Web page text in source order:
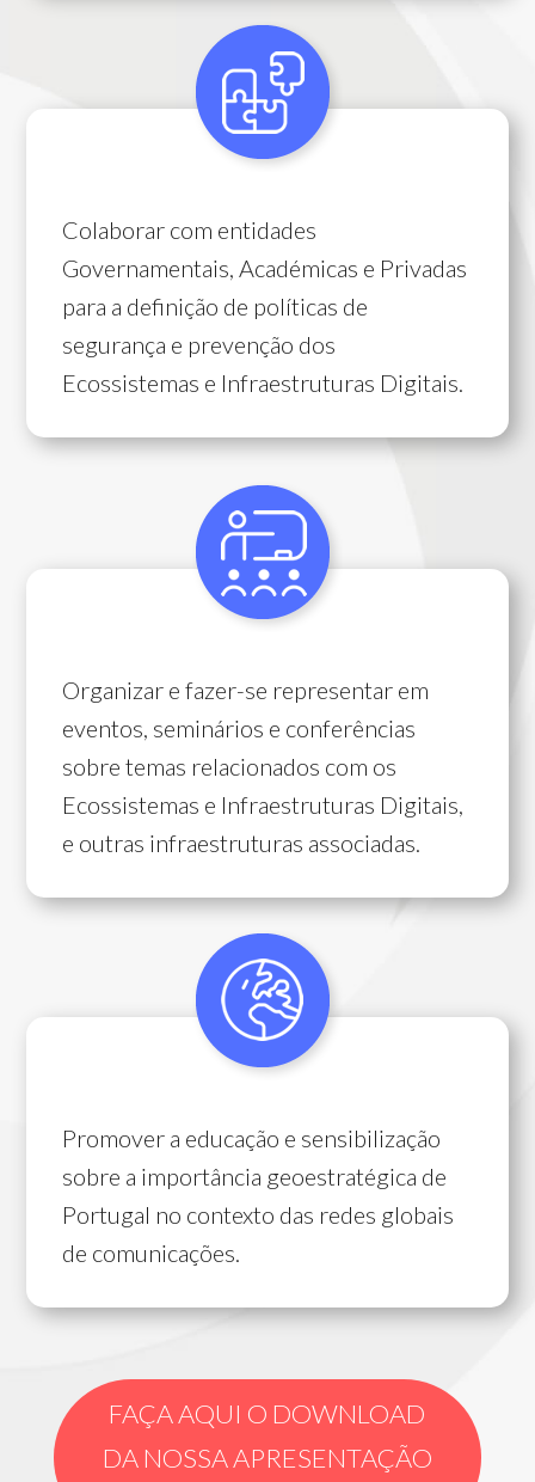
Colaborar com entidades
Governamentais, Académicas e Privadas
para a definição de políticas de
segurança e prevenção dos
Ecossistemas e Infraestruturas Digitais.
Organizar e fazer-se representar em
eventos, seminários e conferências
sobre temas relacionados com os
Ecossistemas e Infraestruturas Digitais,
e outras infraestruturas associadas.
Promover a educação e sensibilização
sobre a importância geoestratégica de
Portugal no contexto das redes globais
de comunicações.
FAÇA AQUI O DOWNLOAD
DA NOSSA APRESENTAÇÃO